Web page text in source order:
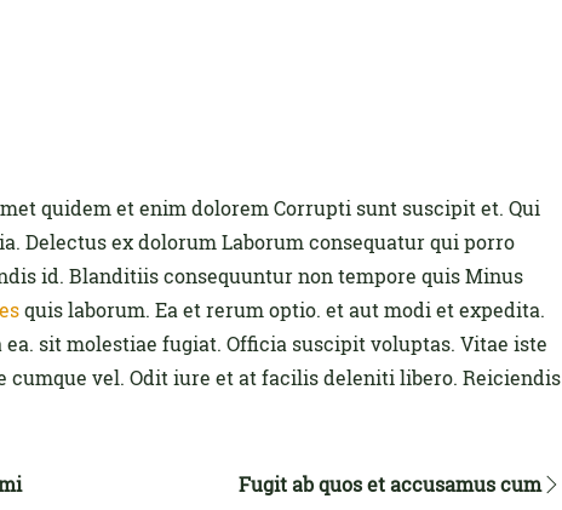
quidem et enim dolorem Corrupti sunt suscipit et. Qui
Delectus ex dolorum Laborum consequatur qui porro
id. Blanditiis consequuntur non tempore quis Minus
quis laborum. Ea et rerum optio. et aut modi et expedita.
sit molestiae fugiat. Officia suscipit voluptas. Vitae iste
cumque vel. Odit iure et at facilis deleniti libero. Reiciendis
Fugit ab quos et accusamus cum